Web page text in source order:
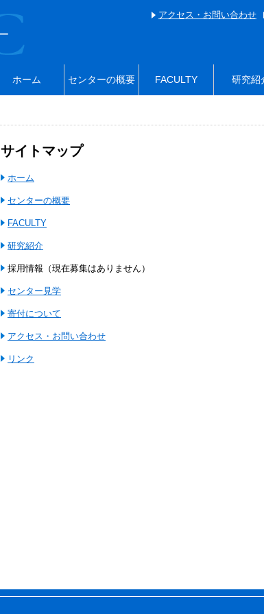
アクセス・お問い合わせ
ホーム センターの概要 FACULTY 研究紹
サイトマップ
ホーム
センターの概要
FACULTY
研究紹介
採用情報（現在募集はありません）
センター見学
寄付について
アクセス・お問い合わせ
リンク